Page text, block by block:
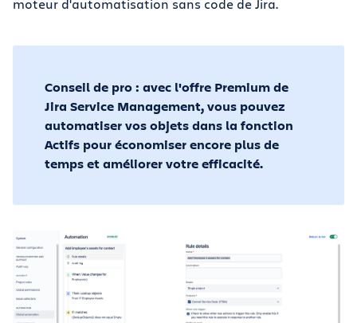
moteur d'automatisation sans code de Jira.
Conseil de pro : avec l'offre Premium de
Jira Service Management, vous pouvez
automatiser vos objets dans la fonction
Actifs pour économiser encore plus de
temps et améliorer votre efficacité.